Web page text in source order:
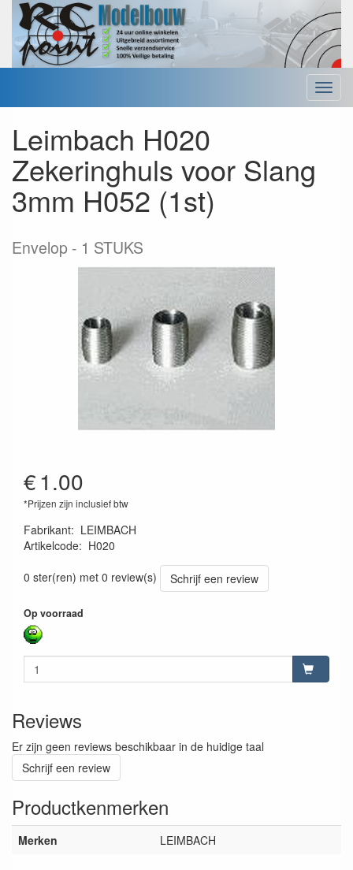
Menu
Leimbach H020
Zekeringhuls voor Slang
3mm H052 (1st)
Envelop 1 STUKS
€1.00
*Prijzen zijn inclusief btw
Fabrikant: LEIMBACH
Artikelcode: H020
0 ster(ren) met 0 review(s)
Schrijf een review
Op voorraad
Reviews
Er zijn geen reviews beschikbaar in de huidige taal
Schrijf een review
Productkenmerken
Merken LEIMBACH